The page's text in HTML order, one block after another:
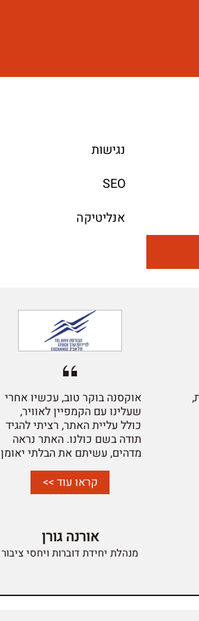
נגישות
SEO
אנליטיקה
אוקסנה בוקר טוב, עכשיו אחרי
שעלינו עם הקמפיין לאוויר,
כולל עליית האתר, רציתי להגיד
תודה בשם כולנו. האתר נראה
מדהים, עשיתם את הבלתי יאומן
בזמן קצר, תוך היענות לכל
הבקשות, השינויים, התיקונים
והכל במסירות ובמהירות תגובה
יחד. תודה
קראו עוד >>
אורנה גורן
מנהלת יחידת דוברות ויחסי ציבור